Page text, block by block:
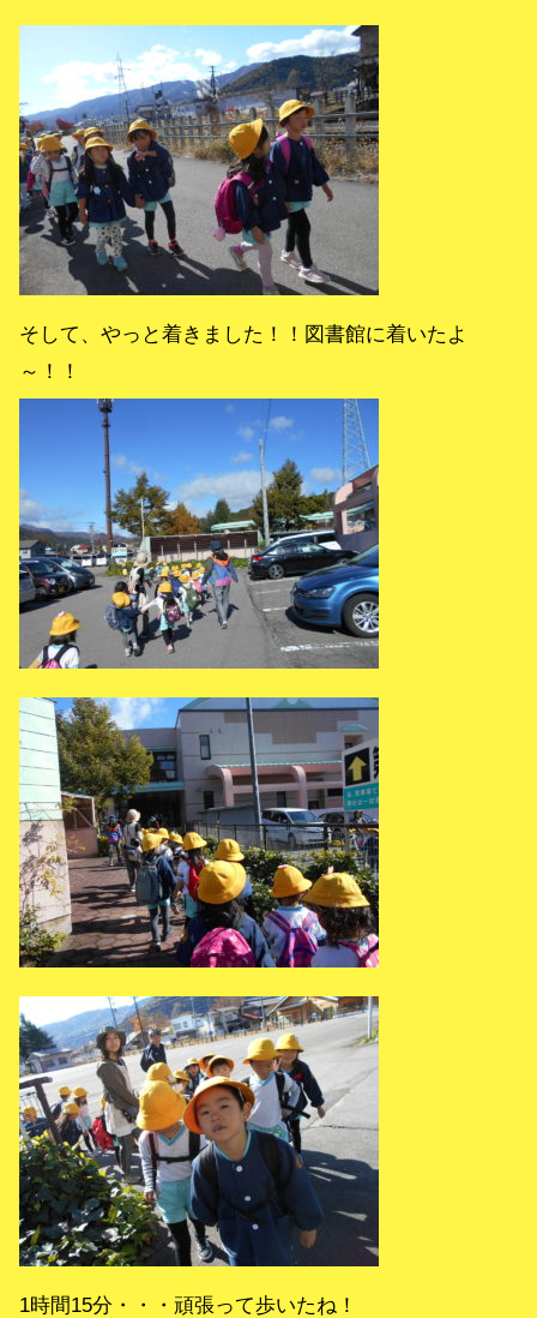
そして、やっと着きました！！図書館に着いたよ
～！！
1時間15分・・・頑張って歩いたね！